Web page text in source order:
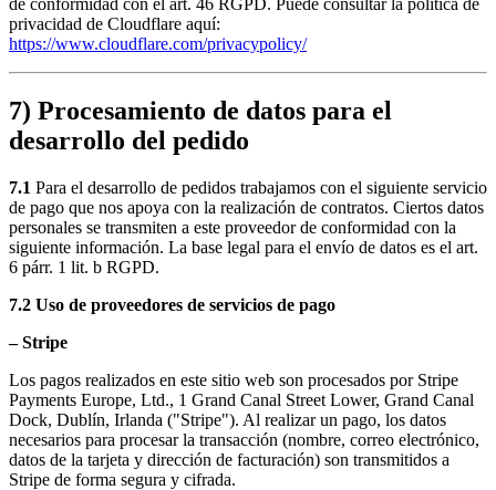
privacidad de Cloudflare aquí:
https://www.cloudflare.com/privacypolicy/
7) Procesamiento de datos para el
desarrollo del pedido
7.1 Para el desarrollo de pedidos trabajamos con el siguiente servicio
de pago que nos apoya con la realización de contratos. Ciertos datos
personales se transmiten a este proveedor de conformidad con la
siguiente información. La base legal para el envío de datos es el art.
6 párr. 1 lit. b RGPD.
7.2 Uso de proveedores de servicios de pago
– Stripe
Los pagos realizados en este sitio web son procesados por Stripe
Payments Europe, Ltd., 1 Grand Canal Street Lower, Grand Canal
Dock, Dublín, Irlanda ("Stripe"). Al realizar un pago, los datos
necesarios para procesar la transacción (nombre, correo electrónico,
datos de la tarjeta y dirección de facturación) son transmitidos a
Stripe de forma segura y cifrada.